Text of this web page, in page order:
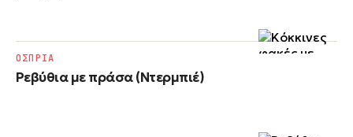
Ρεβύθια με πράσα (Ντερμπιέ)
ΟΣΠΡΙΑ